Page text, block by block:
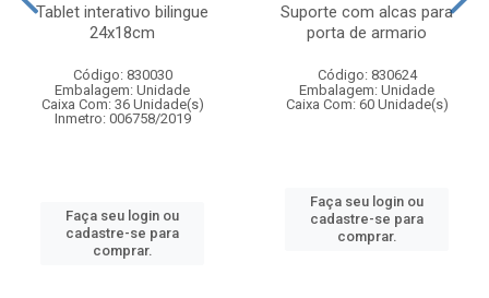
Tablet interativo bilingue
24x18cm
Código: 830030
Embalagem: Unidade
Caixa Com: 36 Unidade(s)
Inmetro: 006758/2019
Faça seu login ou
cadastre-se para
comprar.
Suporte com alcas para
porta de armario
Código: 830624
Embalagem: Unidade
Caixa Com: 60 Unidade(s)
Faça seu login ou
cadastre-se para
comprar.